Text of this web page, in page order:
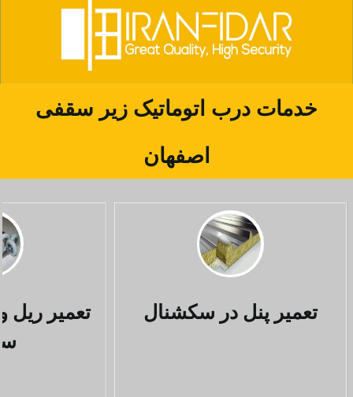
خدمات درب اتوماتیک زیر سقفی
اصفهان
تعمیر پنل در سکشنال
تعمیر ریل